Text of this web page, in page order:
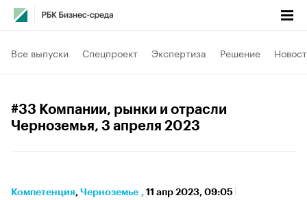
Все выпуски Спецпроект Экспертиза Решение
#33 Компании, рынки и отрасли
Черноземья, 3 апреля 2023
Компетенция⁠, Черноземье , 11 апр 2023, 09:05